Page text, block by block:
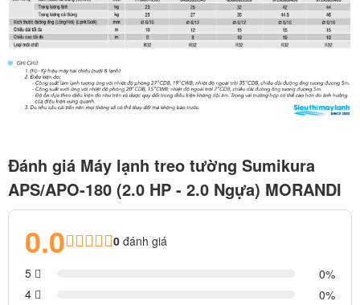
Đánh giá Máy lạnh treo tường Sumikura
APS/APO-180 (2.0 HP - 2.0 Ngựa) MORANDI
0.0 0 đánh giá
5
0
4
0